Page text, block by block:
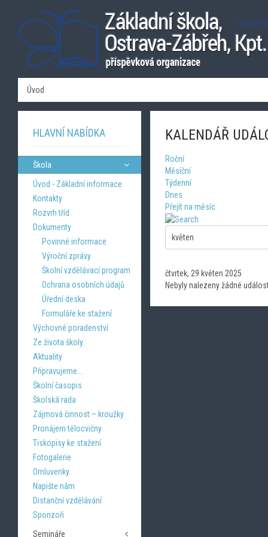
Úvod
KALENDÁŘ
Roční
Měsíční
Týdenní
Dnes
Přejít na měsíc
čtvrtek, 29 květen 2025
Nebyly nalezeny žádné
HLAVNÍ NABÍDKA
Škola
Úvod - Základní informace
Kontakty
Rozvrh tříd
Dokumenty
Povinné informace
Výroční zprávy
Školní vzdělávací program
Ochrana osobních údajů
Úřední deska
Formuláře ke stažení
Výchovné poradenství
Ze života školy
Aktuality
Připravujeme...
Školní časopis
Školská rada
Zájmová činnost – kroužky
Pronájem tělocvičny
Tiskopisy ke stažení
Fotogalerie
Omluvenky
Napište nám
Distanční vzdělávání
Sponzoři
Semináře